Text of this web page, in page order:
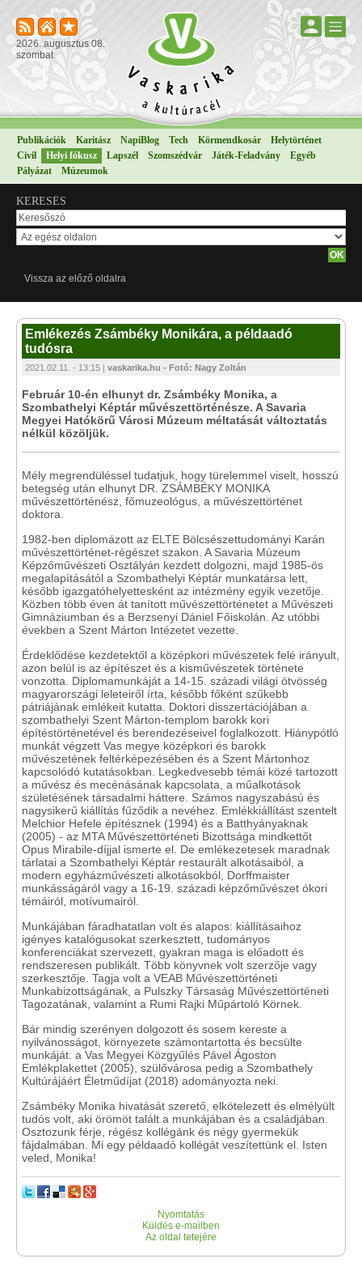
2026. augusztus 08.
szombat
Publikációk Karitász NapiBlog Tech Körmendkosár
Helytörténet
Civil
Helyi fókusz Lapszél Szomszédvár Játék-Feladvány
Egyéb
Pályázat
Múzeumok
KERESÉS
Vissza az előző oldalra
Emlékezés Zsámbéky Monikára, a példaadó
tudósra
2021.02.11. - 13:15 | vaskarika.hu - Fotó: Nagy Zoltán
Február 10-én elhunyt dr. Zsámbéky Monika, a
Szombathelyi Képtár művészettörténésze. A Savaria
Megyei Hatókörű Városi Múzeum méltatását változtatás
nélkül közöljük.
Mély megrendüléssel tudatjuk, hogy türelemmel viselt, hosszú
betegség után elhunyt DR. ZSÁMBÉKY MONIKA
művészettörténész, főmuzeológus, a művészettörténet
doktora.
1982-ben diplomázott az ELTE Bölcsészettudományi Karán
művészettörténet-régészet szakon. A Savaria Múzeum
Képzőművészeti Osztályán kezdett dolgozni, majd 1985-ös
megalapításától a Szombathelyi Képtár munkatársa lett,
később igazgatóhelyettesként az intézmény egyik vezetője.
Közben több éven át tanított művészettörténetet a Művészeti
Gimnáziumban és a Berzsenyi Dániel Főiskolán. Az utóbbi
években a Szent Márton Intézetet vezette.
Érdeklődése kezdetektől a középkori művészetek felé irányult,
azon belül is az építészet és a kisművészetek története
vonzotta. Diplomamunkáját a 14-15. századi világi ötvösség
magyarországi leleteiről írta, később főként szűkebb
pátriájának emlékeit kutatta. Doktori disszertációjában a
szombathelyi Szent Márton-templom barokk kori
építéstörténetével és berendezéseivel foglalkozott. Hiánypótló
munkát végzett Vas megye középkori és barokk
művészetének feltérképezésében és a Szent Mártonhoz
kapcsolódó kutatásokban. Legkedvesebb témái közé tartozott
a művész és mecénásának kapcsolata, a műalkotások
születésének társadalmi háttere. Számos nagyszabású és
nagysikerű kiállítás fűződik a nevéhez. Emlékkiállítást szentelt
Melchior Hefele építésznek (1994) és a Batthyányaknak
(2005) - az MTA Művészettörténeti Bizottsága mindkettőt
Opus Mirabile-díjjal ismerte el. De emlékezetesek maradnak
tárlatai a Szombathelyi Képtár restaurált alkotásaiból, a
modern egyházművészeti alkotásokból, Dorffmaister
munkásságáról vagy a 16-19. századi képzőművészet ókori
témáiról, motívumairól.
Munkájában fáradhatatlan volt és alapos: kiállításaihoz
igényes katalógusokat szerkesztett, tudományos
konferenciákat szervezett, gyakran maga is előadott és
rendszeresen publikált. Több könyvnek volt szerzője vagy
szerkesztője. Tagja volt a VEAB Művészettörténeti
Munkabizottságának, a Pulszky Társaság Művészettörténeti
Tagozatának, valamint a Rumi Rajki Műpártoló Körnek.
Bár mindig szerényen dolgozott és sosem kereste a
nyilvánosságot, környezete számontartotta és becsülte
munkáját: a Vas Megyei Közgyűlés Pável Ágoston
Emlékplakettet (2005), szülővárosa pedig a Szombathely
Kultúrájáért Életműdíjat (2018) adományozta neki.
Zsámbéky Monika hivatását szerető, elkötelezett és elmélyült
tudós volt, aki örömöt talált a munkájában és a családjában.
Osztozunk férje, régész kollégánk és négy gyermekük
fájdalmában. Mi egy példaadó kollégát veszítettünk el. Isten
veled, Monika!
Nyomtatás
Küldés e-mailben
Az oldal tetejére